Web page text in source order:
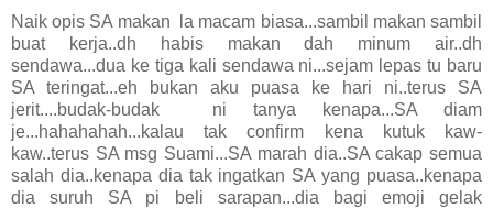
Naik opis SA makan la macam biasa...sambil makan sambil
buat kerja..dh habis makan dah minum air..dh
sendawa...dua ke tiga kali sendawa ni...sejam lepas tu baru
SA teringat...eh bukan aku puasa ke hari ni..terus SA
jerit....budak-budak ni tanya kenapa...SA diam
je...hahahahah...kalau tak confirm kena kutuk kaw-
kaw..terus SA msg Suami...SA marah dia..SA cakap semua
salah dia..kenapa dia tak ingatkan SA yang puasa..kenapa
dia suruh SA pi beli sarapan...dia bagi emoji gelak